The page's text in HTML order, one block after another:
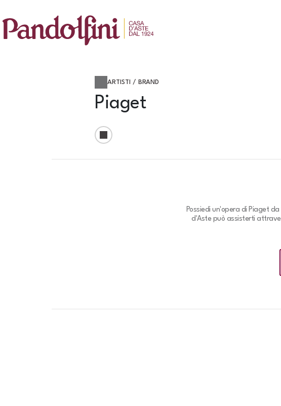
ARTISTI / BRAND
Piaget
Possiedi un'opera di Piaget
d'Aste può assisterti